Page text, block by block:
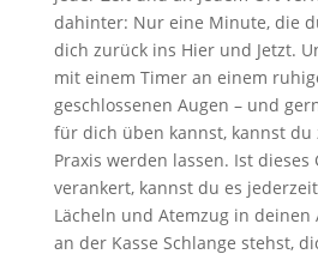
dahinter: Nur eine Minute, die
dich zurück ins Hier und Jetzt.
mit einem Timer an einem
geschlossenen Augen – und
für dich üben kannst, kannst du
Praxis werden lassen. Ist
verankert, kannst du es
Lächeln und Atemzug in deinen
an der Kasse Schlange stehst,